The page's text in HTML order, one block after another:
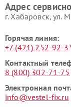
Адрес
г. Хабаровск, ул.
Горячая линия:
+7 (421) 252-92-
Контактный
8 (800) 302-71-75
Электронная
info@vestel-fix.ru